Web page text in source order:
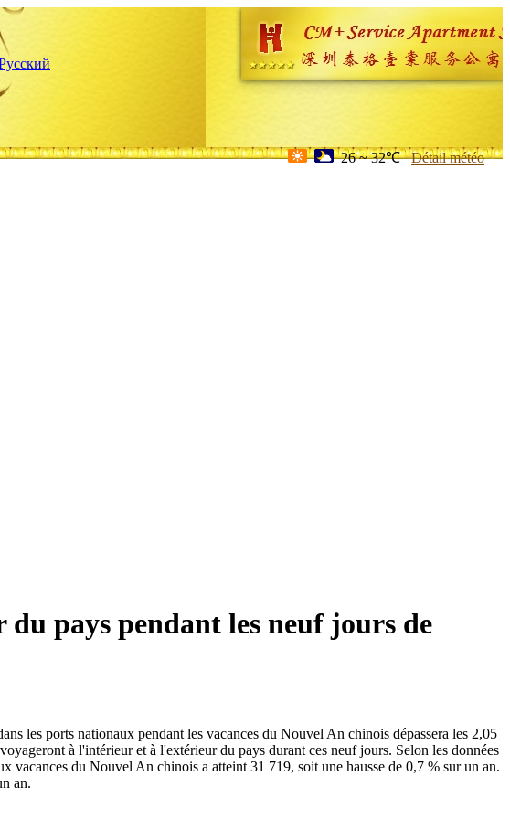
26 ~ 32℃ Détail météo
pays pendant les neuf jours de
les ports nationaux pendant les vacances du Nouvel An chinois dépassera les 2,05
à l'intérieur et à l'extérieur du pays durant ces neuf jours. Selon les données
du Nouvel An chinois a atteint 31 719, soit une hausse de 0,7 % sur un an.
an.